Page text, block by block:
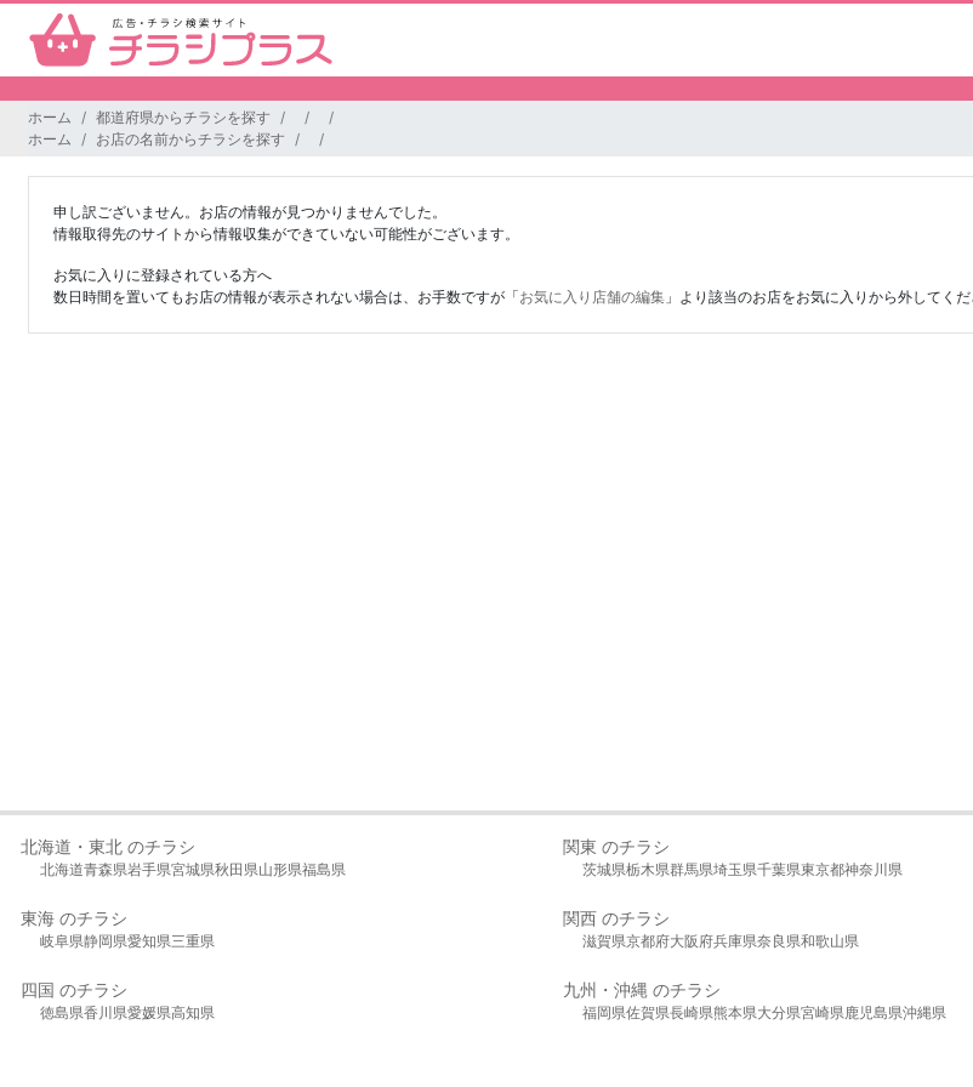
ホーム
都道府県からチラシを探す
ホーム
お店の名前からチラシを探す
申し訳ございません。お店の情報が見つかりませんでした。
情報取得先のサイトから情報収集ができていない可能性がございます。
お気に入りに登録されている方へ
数日時間を置いてもお店の情報が表示されない場合は、お手数ですが「お気に入り店舗の編集 」より該当のお店をお気に入りから外してくだ
北海道・東北 のチラシ
北海道青森県岩手県宮城県秋田県山形県福島県
関東 のチラシ
茨城県栃木県群馬県埼玉県千葉県東京都神奈川県
東海 のチラシ
岐阜県静岡県愛知県三重県
関西 のチラシ
滋賀県京都府大阪府兵庫県奈良県和歌山県
四国 のチラシ
徳島県香川県愛媛県高知県
九州・沖縄 のチラシ
福岡県佐賀県長崎県熊本県大分県宮崎県 鹿児島県沖縄県